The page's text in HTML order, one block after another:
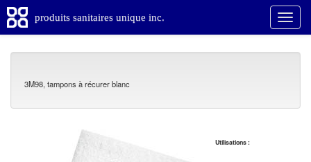
produits sanitaires unique inc.
3M98, tampons à récurer blanc
Utilisations :